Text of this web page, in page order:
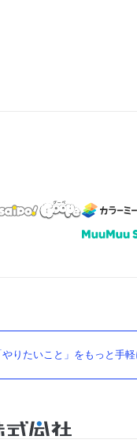
りたいこと」をもっと手